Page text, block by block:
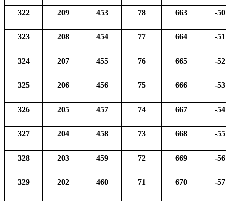
322 209 453 78 663 -50
323 208 454 77 664 -51
324 207 455 76 665 -52
325 206 456 75 666 -53
326 205 457 74 667 -54
327 204 458 73 668 -55
328 203 459 72 669 -56
329 202 460 71 670 -57